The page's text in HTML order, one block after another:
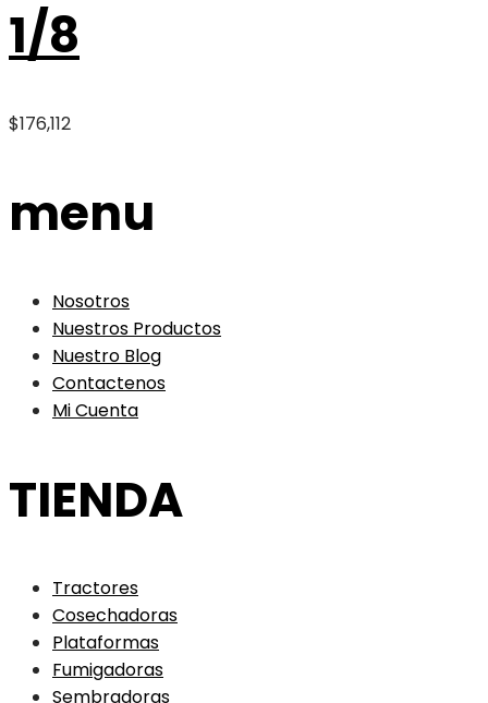
1/8
$176,112
menu
Nosotros
Nuestros Productos
Nuestro Blog
Contactenos
Mi Cuenta
TIENDA
Tractores
Cosechadoras
Plataformas
Fumigadoras
Sembradoras